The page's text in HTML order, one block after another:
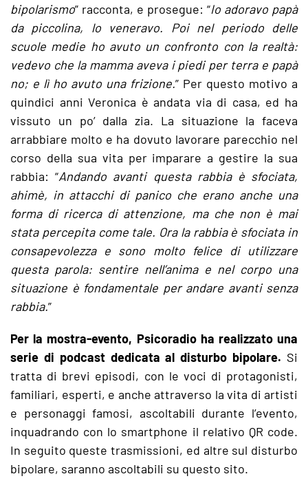
bipolarismo” racconta, e prosegue: “Io adoravo papà
da piccolina, lo veneravo. Poi nel periodo delle
scuole medie ho avuto un confronto con la realtà:
vedevo che la mamma aveva i piedi per terra e papà
no; e lì ho avuto una frizione.” Per questo motivo a
quindici anni Veronica è andata via di casa, ed ha
vissuto un po’ dalla zia. La situazione la faceva
arrabbiare molto e ha dovuto lavorare parecchio nel
corso della sua vita per imparare a gestire la sua
rabbia: “Andando avanti questa rabbia è sfociata,
ahimè, in attacchi di panico che erano anche una
forma di ricerca di attenzione, ma che non è mai
stata percepita come tale. Ora la rabbia è sfociata in
consapevolezza e sono molto felice di utilizzare
questa parola: sentire nell’anima e nel corpo una
situazione è fondamentale per andare avanti senza
rabbia.”
Per la mostra-evento, Psicoradio ha realizzato una
serie di podcast dedicata al disturbo bipolare. Si
tratta di brevi episodi, con le voci di protagonisti,
familiari, esperti, e anche attraverso la vita di artisti
e personaggi famosi, ascoltabili durante l’evento,
inquadrando con lo smartphone il relativo QR code.
In seguito queste trasmissioni, ed altre sul disturbo
bipolare, saranno ascoltabili su questo sito.